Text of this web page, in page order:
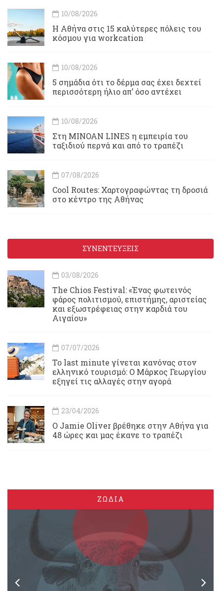
10/08/2026
Η Αθήνα στις 15 καλύτερες πόλεις του
κόσμου για workcation
10/08/2026
5 σημάδια ότι το δέρμα σας έχει δεχτεί
περισσότερη ήλιο απ’ όσο αντέχει
10/08/2026
Στη MINOAN LINES η εμπειρία του
ταξιδιού περνά και από το τραπέζι
07/08/2026
Cool Routes: Χαρτογραφώντας τη δροσιά
στο κέντρο της Αθήνας
ΣΥΝΕΝΤΕΥΞΕΙΣ
03/08/2026
Τhe Chios Festival: «Ένας φωτεινός
φάρος πολιτισμού, επιστήμης, αριστείας
και εξωστρέφειας στην καρδιά του
Αιγαίου»
07/07/2026
Το last minute γίνεται κανόνας στον
ελληνικό τουρισμό: Ο Μάρκος Γεωργίου
εξηγεί τις αλλαγές στην αγορά
23/04/2026
Ο Jamie Oliver βρέθηκε στην Αθήνα για
48 ώρες και μας έκανε το τραπέζι
ΖΩΔΙΑ